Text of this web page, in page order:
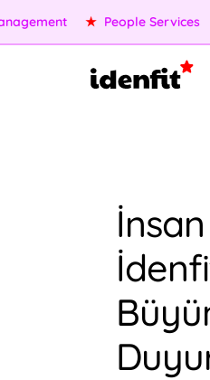
OKR/KPI ★ AI Agents ★